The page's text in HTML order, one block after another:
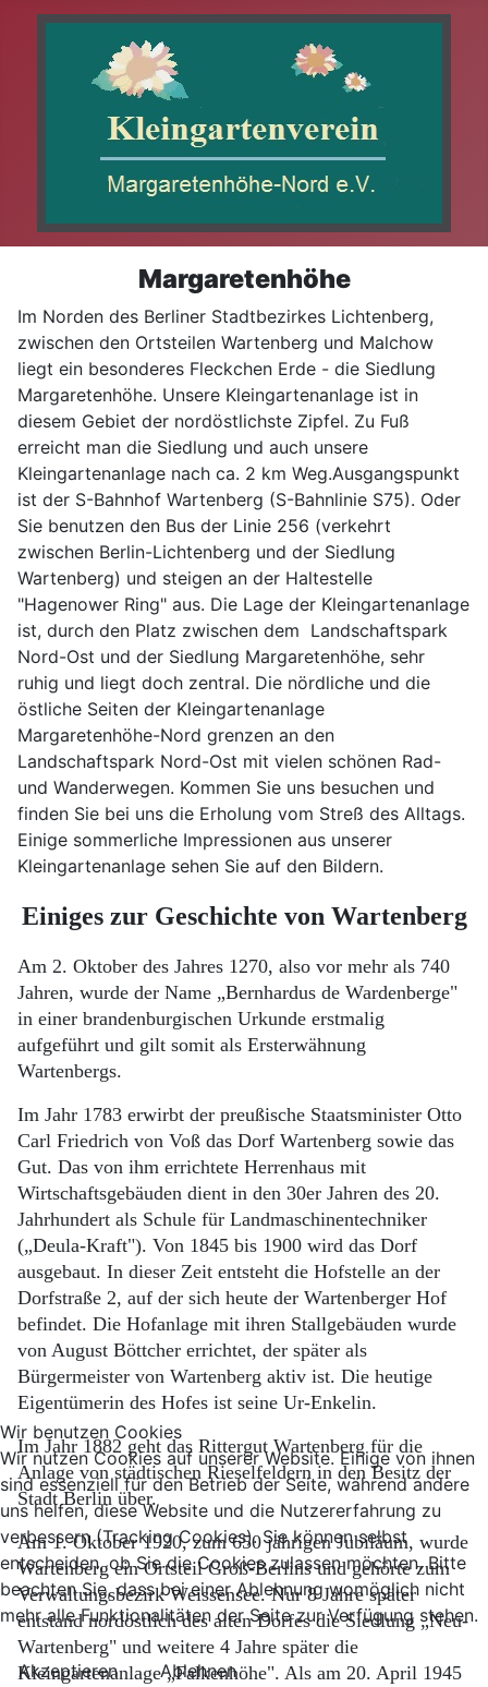
Margaretenhöhe
Im Norden des Berliner Stadtbezirkes Lichtenberg,
zwischen den Ortsteilen Wartenberg und Malchow
liegt ein besonderes Fleckchen Erde - die Siedlung
Margaretenhöhe. Unsere Kleingartenanlage ist in
diesem Gebiet der nordöstlichste Zipfel. Zu Fuß
erreicht man die Siedlung und auch unsere
Kleingartenanlage nach ca. 2 km Weg.Ausgangspunkt
ist der S-Bahnhof Wartenberg (S-Bahnlinie S75). Oder
Sie benutzen den Bus der Linie 256 (verkehrt
zwischen Berlin-Lichtenberg und der Siedlung
Wartenberg) und steigen an der Haltestelle
"Hagenower Ring" aus. Die Lage der Kleingartenanlage
ist, durch den Platz zwischen dem Landschaftspark
Nord-Ost und der Siedlung Margaretenhöhe, sehr
ruhig und liegt doch zentral. Die nördliche und die
östliche Seiten der Kleingartenanlage
Margaretenhöhe-Nord grenzen an den
Landschaftspark Nord-Ost mit vielen schönen Rad-
und Wanderwegen. Kommen Sie uns besuchen und
finden Sie bei uns die Erholung vom Streß des Alltags.
Einige sommerliche Impressionen aus unserer
Kleingartenanlage sehen Sie auf den Bildern.
Einiges zur Geschichte von Wartenberg
Am 2. Oktober des Jahres 1270, also vor mehr als 740
Jahren, wurde der Name „Bernhardus de Wardenberge"
in einer brandenburgischen Urkunde erstmalig
aufgeführt und gilt somit als Ersterwähnung
Wartenbergs.
Im Jahr 1783 erwirbt der preußische Staatsminister Otto
Carl Friedrich von Voß das Dorf Wartenberg sowie das
Gut. Das von ihm errichtete Herrenhaus mit
Wirtschaftsgebäuden dient in den 30er Jahren des 20.
Jahrhundert als Schule für Landmaschinentechniker
(„Deula-Kraft"). Von 1845 bis 1900 wird das Dorf
ausgebaut. In dieser Zeit entsteht die Hofstelle an der
Dorfstraße 2, auf der sich heute der Wartenberger Hof
befindet. Die Hofanlage mit ihren Stallgebäuden wurde
von August Böttcher errichtet, der später als
Bürgermeister von Wartenberg aktiv ist. Die heutige
Eigentümerin des Hofes ist seine Ur-Enkelin.
Im Jahr 1882 geht das Rittergut Wartenberg für die
Anlage von städtischen Rieselfeldern in den Besitz der
Stadt Berlin über.
Am 1. Oktober 1920, zum 650 jährigen Jubiläum, wurde
Wartenberg ein Ortsteil Groß-Berlins und gehörte zum
Verwaltungsbezirk Weissensee. Nur 8 Jahre später
entstand nordöstlich des alten Dorfes die Siedlung „Neu-
Wartenberg" und weitere 4 Jahre später die
Kleingartenanlage „Falkenhöhe". Als am 20. April 1945
Wir benutzen Cookies
Wir nutzen Cookies auf unserer Website. Einige von ihnen
sind essenziell für den Betrieb der Seite, während andere
uns helfen, diese Website und die Nutzererfahrung zu
verbessern (Tracking Cookies). Sie können selbst
entscheiden, ob Sie die Cookies zulassen möchten. Bitte
beachten Sie, dass bei einer Ablehnung womöglich nicht
mehr alle Funktionalitäten der Seite zur Verfügung stehen.
Akzeptieren
Ablehnen